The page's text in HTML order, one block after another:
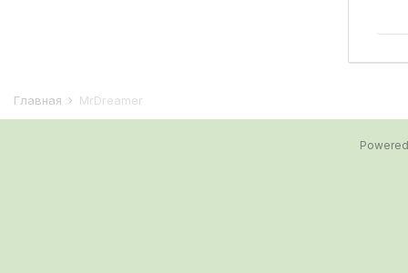
Главная MrDreamer